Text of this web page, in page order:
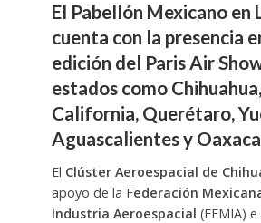
El Pabellón Mexicano en
cuenta con la presencia
edición del Paris Air
estados como
California, Querétaro,
Aguascalientes y
El Clúster Aeroespacial de
apoyo de la Federación
Industria Aeroespacial (FEMIA) e